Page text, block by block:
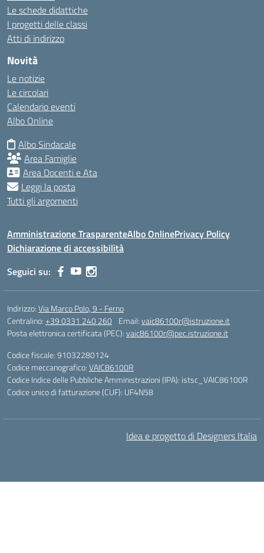
Le schede didattiche
I progetti delle classi
Atti di indirizzo
Novità
Le notizie
Le circolari
Calendario eventi
Albo Online
Albo Sindacale
Area Famiglie
Area Docenti e Ata
Leggi la posta
Tutti gli argomenti
Amministrazione TrasparenteAlbo OnlinePrivacy Policy
Dichiarazione di accessibilità
Seguici su:
Indirizzo:Via Marco Polo, 9 - Ferno
Centralino:+39 0331 240 260 Email:vaic86100r@istruzione.it
Posta elettronica certificata (PEC):vaic86100r@pec.istruzione.it
Codice fiscale: 91032280124
Codice meccanografico:VAIC86100R
Codice Indice delle Pubbliche Amministrazioni (IPA): istsc_VAIC86100R
Codice unico di fatturazione (CUF): UF4N58
Idea e progetto di Designers Italia